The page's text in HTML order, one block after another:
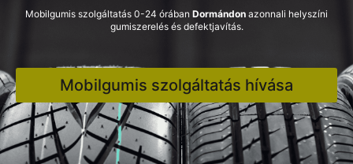
Mobilgumis szolgáltatás 0-24 órában Dormándon azonnali helyszíni
gumiszerelés és defektjavítás.
Mobilgumis szolgáltatás hívása